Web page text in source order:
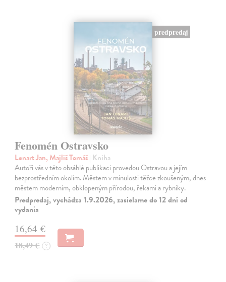
predpredaj
Fenomén Ostravsko
Lenart Jan, Majliš Tomáš| Kniha
Autoři vás v této obsáhlé publikaci provedou Ostravou a jejím
bezprostředním okolím. Městem v minulosti těžce zkoušeným, dnes
městem moderním, obklopeným přírodou, řekami a rybníky.
Predpredaj, vychádza 1.9.2026, zasielame do 12 dní od
vydania
16,64 €
18,49 € ?